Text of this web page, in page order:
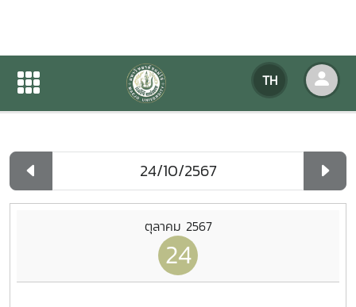
TH
ปฏิทินกิจกรรมของหน่วยงาน
ปฏิทินกิจกรรมของหน่วยงาน
ตุลาคม 2567
24